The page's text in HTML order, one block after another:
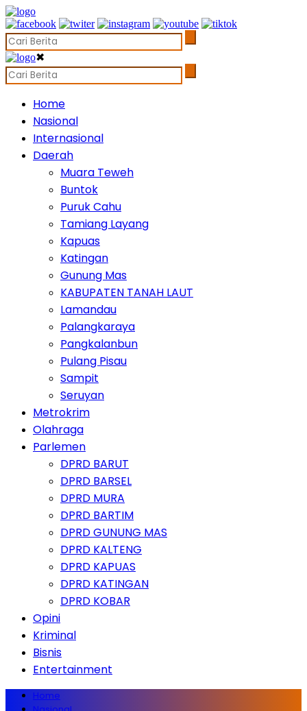
✖
Home
Nasional
Internasional
Daerah
Muara Teweh
Buntok
Puruk Cahu
Tamiang Layang
Kapuas
Katingan
Gunung Mas
KABUPATEN TANAH LAUT
Lamandau
Palangkaraya
Pangkalanbun
Pulang Pisau
Sampit
Seruyan
Metrokrim
Olahraga
Parlemen
DPRD BARUT
DPRD BARSEL
DPRD MURA
DPRD BARTIM
DPRD GUNUNG MAS
DPRD KALTENG
DPRD KAPUAS
DPRD KATINGAN
DPRD KOBAR
Opini
Kriminal
Bisnis
Entertainment
Home